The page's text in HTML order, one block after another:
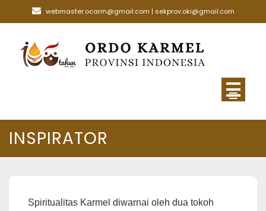
to
webmaster.ocarm@gmail.com | sekprov.oki@gmail.com
INSPIRATOR
Spiritualitas Karmel diwarnai oleh dua tokoh